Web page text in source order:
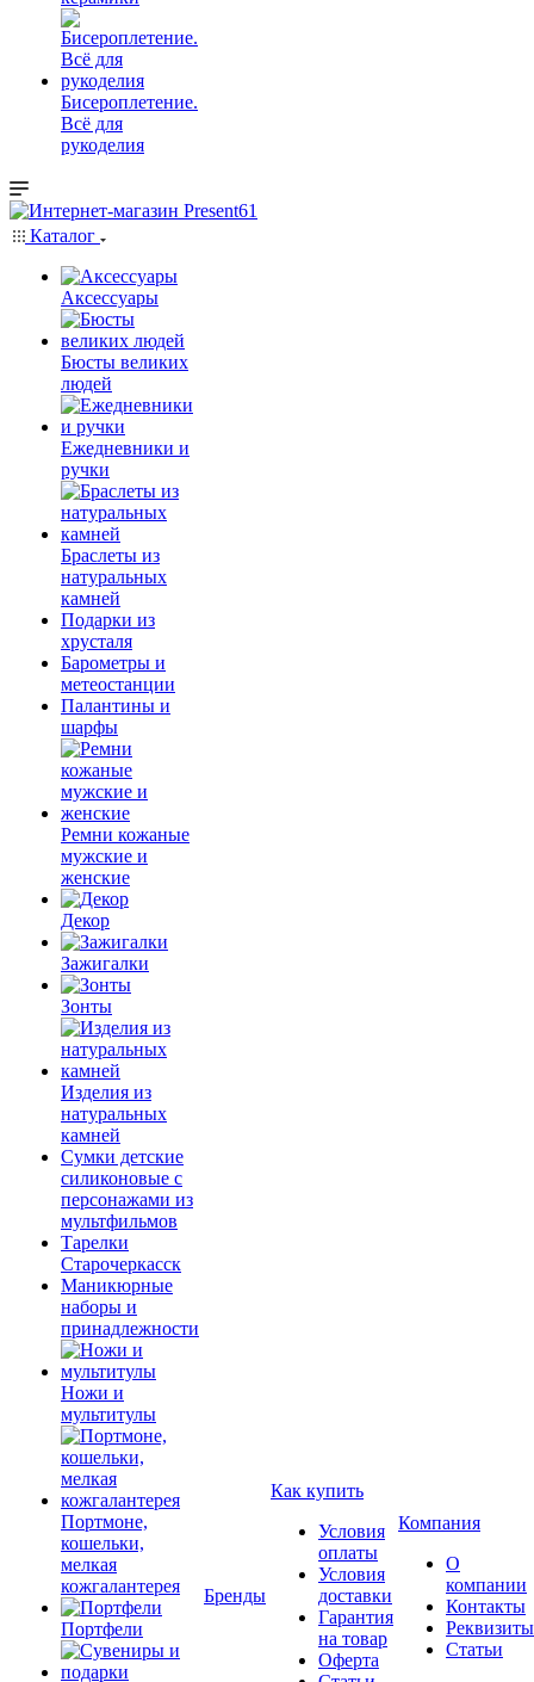
Бисероплетение.
Всё для
рукоделия
Каталог
Аксессуары
Бюсты великих
людей
Ежедневники и
ручки
Браслеты из
натуральных
камней
Подарки из
хрусталя
Барометры и
метеостанции
Палантины и
шарфы
Ремни кожаные
мужские и
женские
Декор
Зажигалки
Зонты
Изделия из
натуральных
камней
Сумки детские
силиконовые с
персонажами из
мультфильмов
Тарелки
Старочеркасск
Маникюрные
наборы и
принадлежности
Ножи и
мультитулы
Портмоне,
кошельки,
мелкая
кожгалантерея
Портфели
Бренды
Как купить
Условия
оплаты
Условия
доставки
Гарантия
на товар
Оферта
Компания
О
компании
Контакты
Реквизиты
Статьи